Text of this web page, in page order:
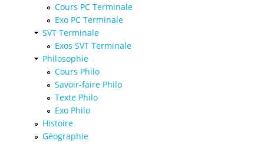
Cours PC Terminale
Exo PC Terminale
SVT Terminale
Exos SVT Terminale
Philosophie
Cours Philo
Savoir-faire Philo
Texte Philo
Exo Philo
Histoire
Géographie